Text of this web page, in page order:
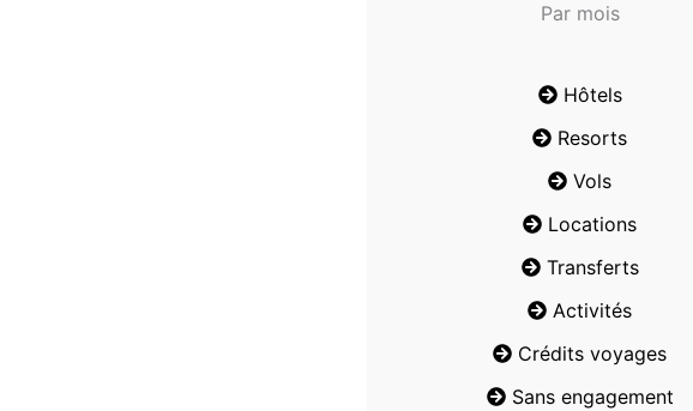
Par mois
Hôtels
Resorts
Vols
Locations
Transferts
Activités
Crédits voyages
Sans engagement